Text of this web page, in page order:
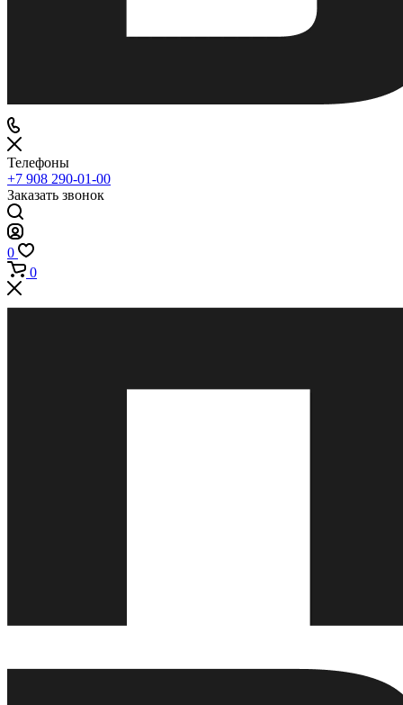
Телефоны
+7 908 290-01-00
Заказать звонок
0
0